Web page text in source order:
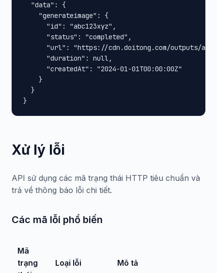
  "data": {
    "generateimage": {
      "id": "abc123xyz",
      "status": "completed",
"url": "https://cdn.doitong.com/outputs/
      "duration": null,
      "createdAt": "2024-01-01T00:00:00Z"
    }
  }
}
Xử lý lỗi
API sử dụng các mã trạng thái HTTP tiêu chuẩn và
trả về thông báo lỗi chi tiết.
Các mã lỗi phổ biến
Mã
trạng
Loại lỗi Mô tả